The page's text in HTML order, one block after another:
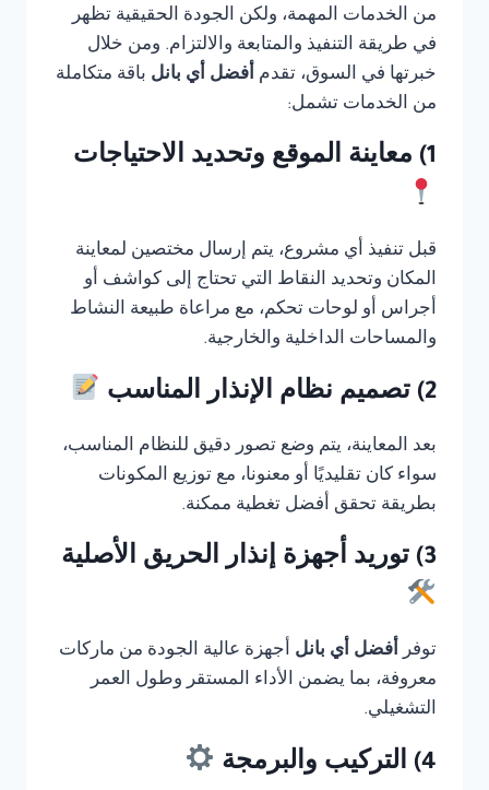
من الخدمات المهمة، ولكن الجودة الحقيقية تظهر
في طريقة التنفيذ والمتابعة والالتزام. ومن خلال
خبرتها في السوق، تقدم أفضل أي بانل باقة متكاملة
من الخدمات تشمل:
1) معاينة الموقع وتحديد الاحتياجات
قبل تنفيذ أي مشروع، يتم إرسال مختصين لمعاينة
المكان وتحديد النقاط التي تحتاج إلى كواشف أو
أجراس أو لوحات تحكم، مع مراعاة طبيعة النشاط
والمساحات الداخلية والخارجية.
2) تصميم نظام الإنذار المناسب
بعد المعاينة، يتم وضع تصور دقيق للنظام المناسب،
سواء كان تقليديًا أو معنونا، مع توزيع المكونات
بطريقة تحقق أفضل تغطية ممكنة.
3) توريد أجهزة إنذار الحريق الأصلية
توفر أفضل أي بانل أجهزة عالية الجودة من ماركات
معروفة، بما يضمن الأداء المستقر وطول العمر
التشغيلي.
4) التركيب والبرمجة